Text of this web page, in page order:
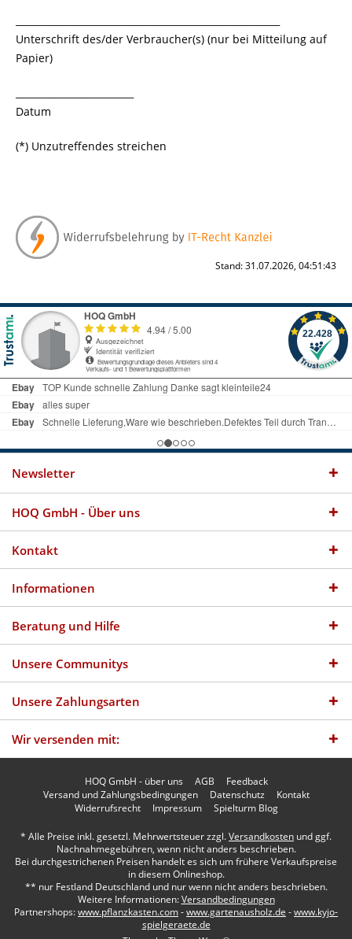
Unterschrift des/der Verbraucher(s) (nur bei Mitteilung auf
Papier)
Datum
(*) Unzutreffendes streichen
Stand: 31.07.2026, 04:51:43
Newsletter
HOQ GmbH - Über uns
Kontakt
Informationen
Beratung und Hilfe
Unsere Communitys
Unsere Zahlungsarten
Wir versenden mit:
HOQ GmbH - über uns AGB
Feedback
Versand und Zahlungsbedingungen
Datenschutz
Kontakt
Widerrufsrecht
Impressum Spielturm Blog
* Alle Preise inkl. gesetzl. Mehrwertsteuer zzgl.Versandkosten und ggf.
Nachnahmegebühren, wenn nicht anders beschrieben.
Bei durchgestrichenen Preisen handelt es sich um frühere Verkaufspreise
in diesem Onlineshop.
** nur Festland Deutschland und nur wenn nicht anders beschrieben.
Weitere Informationen:Versandbedingungen
Partnershops:www.pflanzkasten.com-www.gartenausholz.de -www.kyjo-
spielgeraete.de